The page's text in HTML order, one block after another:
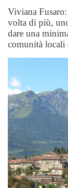
Viviana
volta di più,
dare una
comunità locali